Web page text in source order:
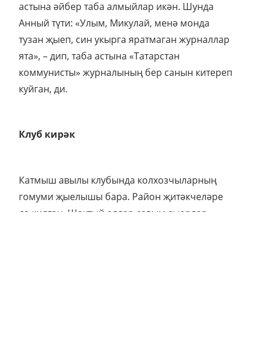
астына әйбер таба алмыйлар икән. Шунда
Анный түти: «Улым, Микулай, менә монда
тузан җыеп, син укырга яратмаган журналлар
ята», – дип, таба астына «Татарстан
коммунисты» журналының бер санын китереп
куйган, ди.
Клуб кирәк
Катмыш авылы клубында колхозчыларның
гомуми җыелышы бара. Район җитәкчеләре
дә килгән. Шактый еллар савым сыерлар